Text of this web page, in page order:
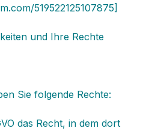
519522125107875]
und Ihre Rechte
Sie folgende Rechte:
das Recht, in dem dort